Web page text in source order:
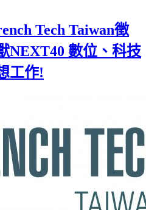
Tech Taiwan徵
NEXT40 數位、科技
工作!